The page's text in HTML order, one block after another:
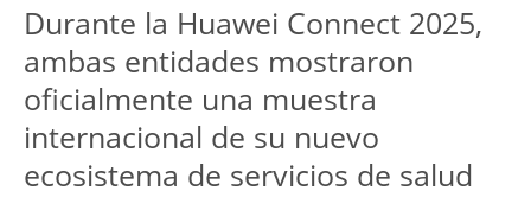
Durante la Huawei Connect 2025,
ambas entidades mostraron
oficialmente una muestra
internacional de su nuevo
ecosistema de servicios de salud